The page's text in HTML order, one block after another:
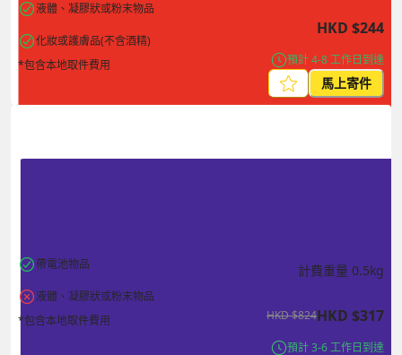
液體、凝膠狀或粉末物品
化妝或護膚品(不含酒精)
*包含本地取件費用
HKD $244
預計 4-8 工作日到達
馬上寄件
帶電池物品
液體、凝膠狀或粉末物品
*包含本地取件費用
計費重量 0.5kg
HKD$824HKD $317
預計 3-6 工作日到達